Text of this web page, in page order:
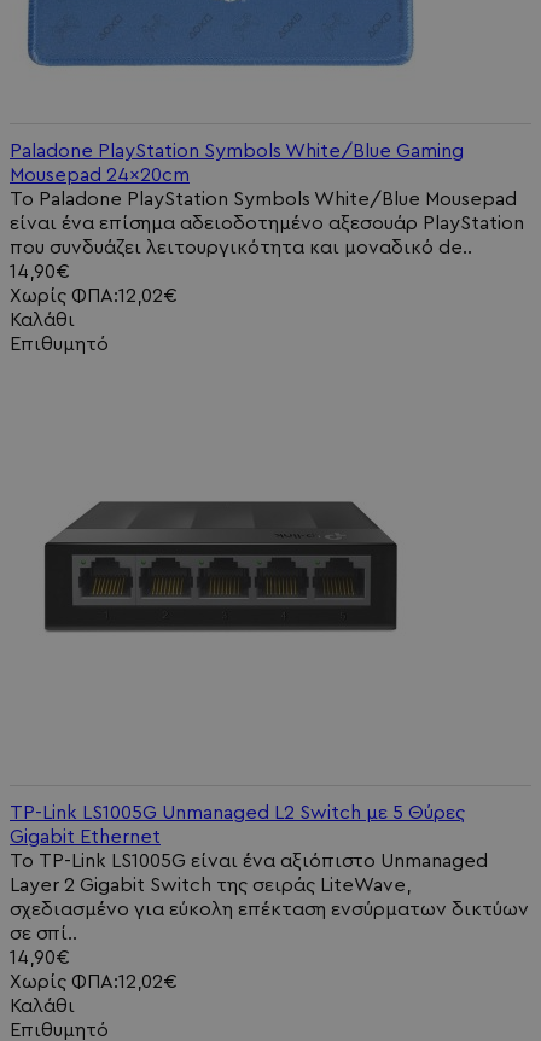
Paladone PlayStation Symbols White/Blue Gaming
Mousepad 24x20cm
Το Paladone PlayStation Symbols White/Blue Mousepad
είναι ένα επίσημα αδειοδοτημένο αξεσουάρ PlayStation
που συνδυάζει λειτουργικότητα και μοναδικό de..
14,90€
Χωρίς ΦΠΑ:12,02€
Καλάθι
Επιθυμητό
TP-Link LS1005G Unmanaged L2 Switch με 5 Θύρες
Gigabit Ethernet
Το TP-Link LS1005G είναι ένα αξιόπιστο Unmanaged
Layer 2 Gigabit Switch της σειράς LiteWave,
σχεδιασμένο για εύκολη επέκταση ενσύρματων δικτύων
σε σπί..
14,90€
Χωρίς ΦΠΑ:12,02€
Καλάθι
Επιθυμητό